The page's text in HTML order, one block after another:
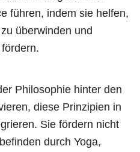
führen, indem sie helfen,
überwinden und
Philosophie hinter den
diese Prinzipien in
Sie fördern nicht
durch Yoga,